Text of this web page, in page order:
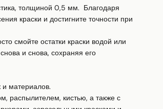
толщиной 0,5 мм.  Благодаря
краски и достигните точности при
смойте остатки краски водой или
и снова, сохраняя его
и материалов.
распылителем, кистью, а также с